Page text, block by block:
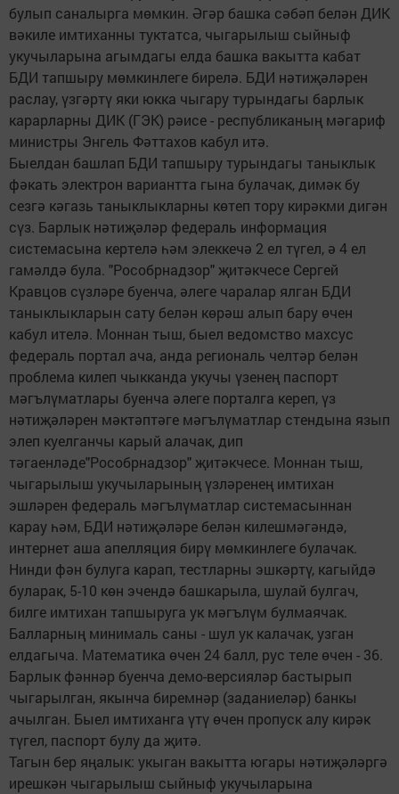
булып саналырга мөмкин. Әгәр башка сәбәп белән ДИК
вәкиле имтиханны туктатса, чыгарылыш сыйныф
укучыларына агымдагы елда башка вакытта кабат
БДИ тапшыру мөмкинлеге бирелә. БДИ нәтиҗәләрен
раслау, үзгәртү яки юкка чыгару турындагы барлык
карарларны ДИК (ГЭК) рәисе - республиканың мәгариф
министры Энгель Фәттахов кабул итә.
Быелдан башлап БДИ тапшыру турындагы таныклык
фәкать электрон вариантта гына булачак, димәк бу
сезгә кәгазь таныклыкларны көтеп тору кирәкми дигән
сүз. Барлык нәтиҗәләр федераль информация
системасына кертелә һәм элеккечә 2 ел түгел, ә 4 ел
гамәлдә була. "Рособрнадзор" җитәкчесе Сергей
Кравцов сүзләре буенча, әлеге чаралар ялган БДИ
таныклыкларын сату белән көрәш алып бару өчен
кабул ителә. Моннан тыш, быел ведомство махсус
федераль портал ача, анда региональ челтәр белән
проблема килеп чыкканда укучы үзенең паспорт
мәгълүматлары буенча әлеге порталга кереп, үз
нәтиҗәләрен мәктәптәге мәгълүматлар стендына язып
элеп куелганчы карый алачак, дип
тәгаенләде"Рособрнадзор" җитәкчесе. Моннан тыш,
чыгарылыш укучыларының үзләренең имтихан
эшләрен федераль мәгълүматлар системасыннан
карау һәм, БДИ нәтиҗәләре белән килешмәгәндә,
интернет аша апелляция бирү мөмкинлеге булачак.
Нинди фән булуга карап, тестларны эшкәртү, кагыйдә
буларак, 5-10 көн эчендә башкарыла, шулай булгач,
билге имтихан тапшыруга ук мәгълүм булмаячак.
Балларның минималь саны - шул ук калачак, узган
елдагыча. Математика өчен 24 балл, рус теле өчен - 36.
Барлык фәннәр буенча демо-версияләр бастырып
чыгарылган, якынча биремнәр (заданиеләр) банкы
ачылган. Быел имтиханга үтү өчен пропуск алу кирәк
түгел, паспорт булу да җитә.
Тагын бер яңалык: укыган вакытта югары нәтиҗәләргә
ирешкән чыгарылыш сыйныф укучыларына